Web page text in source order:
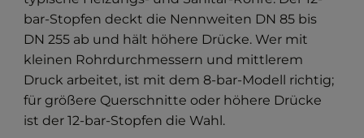
bar-Stopfen deckt die Nennweiten DN 85 bis
DN 255 ab und hält höhere Drücke. Wer mit
kleinen Rohrdurchmessern und mittlerem
Druck arbeitet, ist mit dem 8-bar-Modell richtig;
für größere Querschnitte oder höhere Drücke
ist der 12-bar-Stopfen die Wahl.